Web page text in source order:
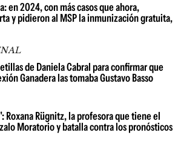
en 2024, con más casos que ahora,
y pidieron al MSP la inmunización gratuita,
de Daniela Cabral para confirmar que
Ganadera las tomaba Gustavo Basso
Roxana Rügnitz, la profesora que tiene el
Moratorio y batalla contra los pronósticos